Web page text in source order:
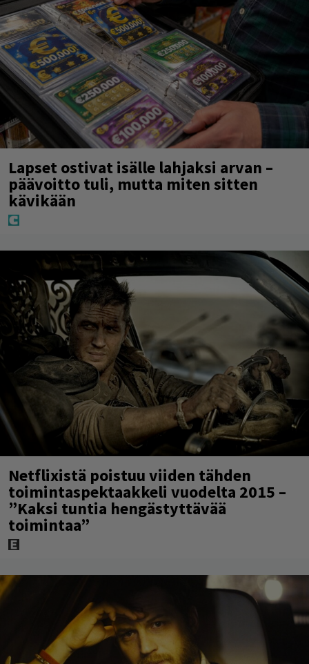
Lapset ostivat isälle lahjaksi arvan –
päävoitto tuli, mutta miten sitten
kävikään
Netflixistä poistuu viiden tähden
toimintaspektaakkeli vuodelta 2015 –
”Kaksi tuntia hengästyttävää
toimintaa”